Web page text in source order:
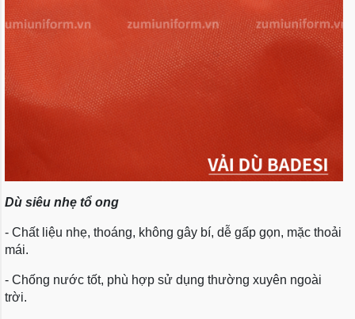
Dù siêu nhẹ tổ ong
- Chất liệu nhẹ, thoáng, không gây bí, dễ gấp gọn, mặc thoải
mái.
- Chống nước tốt, phù hợp sử dụng thường xuyên ngoài
trời.